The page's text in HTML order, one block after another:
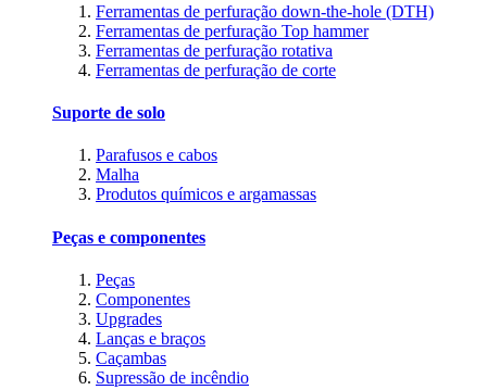
Ferramentas de perfuração down-the-hole (DTH)
Ferramentas de perfuração Top hammer
Ferramentas de perfuração rotativa
Ferramentas de perfuração de corte
Suporte de solo
Parafusos e cabos
Malha
Produtos químicos e argamassas
Peças e componentes
Peças
Componentes
Upgrades
Lanças e braços
Caçambas
Supressão de incêndio